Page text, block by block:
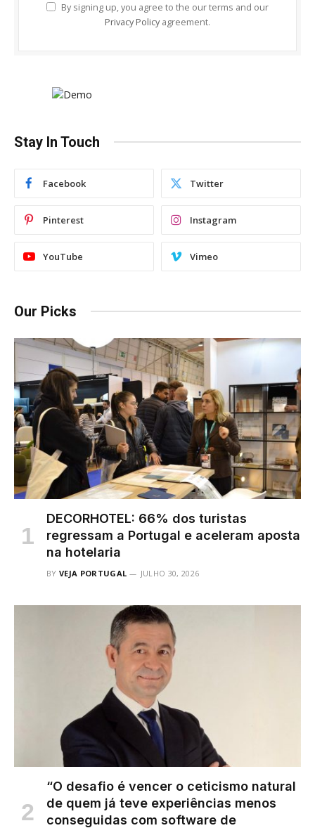
By signing up, you agree to the our terms and our
Privacy Policy agreement.
Stay In Touch
Facebook Twitter
Pinterest Instagram
YouTube Vimeo
Our Picks
DECORHOTEL: 66% dos turistas
regressam a Portugal e aceleram aposta
na hotelaria
BY VEJA PORTUGAL JULHO 30, 2026
“O desafio é vencer o ceticismo natural
de quem já teve experiências menos
conseguidas com software de